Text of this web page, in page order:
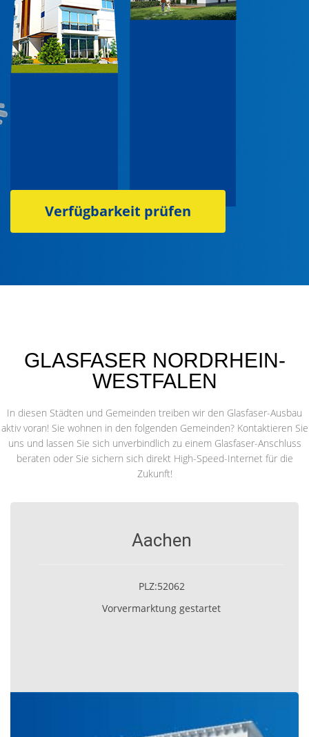
Verfügbarkeit prüfen
GLASFASER NORDRHEIN-
WESTFALEN
In diesen Städten und Gemeinden treiben wir den Glasfaser-Ausbau
aktiv voran! Sie wohnen in den folgenden Gemeinden? Kontaktieren Sie
uns und lassen Sie sich unverbindlich zu einem Glasfaser-Anschluss
beraten oder Sie sichern sich direkt High-Speed-Internet für die
Zukunft!
Aachen
PLZ:52062
Vorvermarktung gestartet